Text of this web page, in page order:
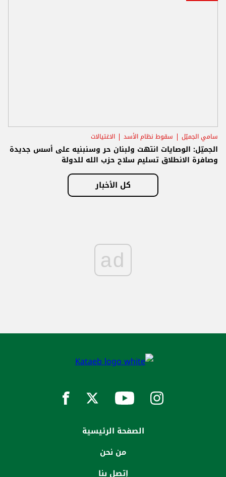
سامي الجميّل سقوط نظام الأسد الاغتيالات
الجميّل: الوصايات انتهت ولبنان حر وسنبنيه على أسس جديدة
وصافرة الانطلاق تسليم سلاح حزب الله للدولة
كل الأخبار
ad
الصفحة الرئيسية
من نحن
إتصل بنا